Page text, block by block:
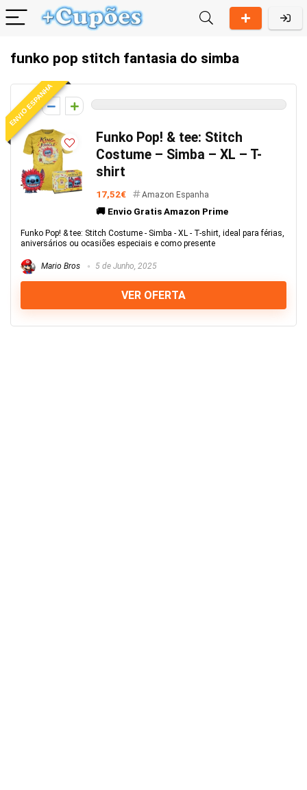
funko pop stitch fantasia do simba
ENVIO ESPANHA
0
Funko Pop! & tee: Stitch
Costume – Simba – XL – T-
shirt
17,52€ Amazon Espanha
🚚 Envio Gratis Amazon Prime
Funko Pop! & tee: Stitch Costume - Simba - XL - T-shirt, ideal para férias,
aniversários ou ocasiões especiais e como presente
Mario Bros 5 de Junho, 2025
VER OFERTA